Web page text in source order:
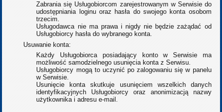
Zabrania się Usługobiorcom zarejestrowanym w Serwisie do
udostępniania loginu oraz hasła do swojego konta osobom
trzecim.
Usługodawca nie ma prawa i nigdy nie będzie zażądać od
Usługobiorcy hasła do wybranego konta.
Usuwanie konta:
Każdy Usługobiorca posiadający konto w Serwisie ma
możliwość samodzielnego usunięcia konta z Serwisu.
Usługobiorcy mogą to uczynić po zalogowaniu się w panelu
w Serwisie.
Usunięcie konta skutkuje usunięciem wszelkich danych
identyfikacyjnych Usługobiorcy oraz anonimizacją nazwy
użytkownika i adresu e-mail.